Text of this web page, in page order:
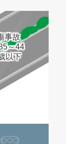
事故
～44
以下